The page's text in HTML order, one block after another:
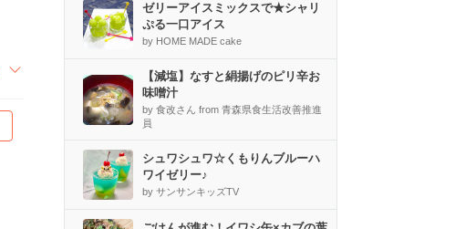
ゼリーアイスミックスで★シャリ
ぷる一口アイス
by HOME MADE cake
【減塩】なすと絹揚げのピリ辛お
味噌汁
by 食改さん from 青森県食生活改善推進
員
シュワシュワ☆くもりんブルーハ
ワイゼリー♪
by サンサンキッズTV